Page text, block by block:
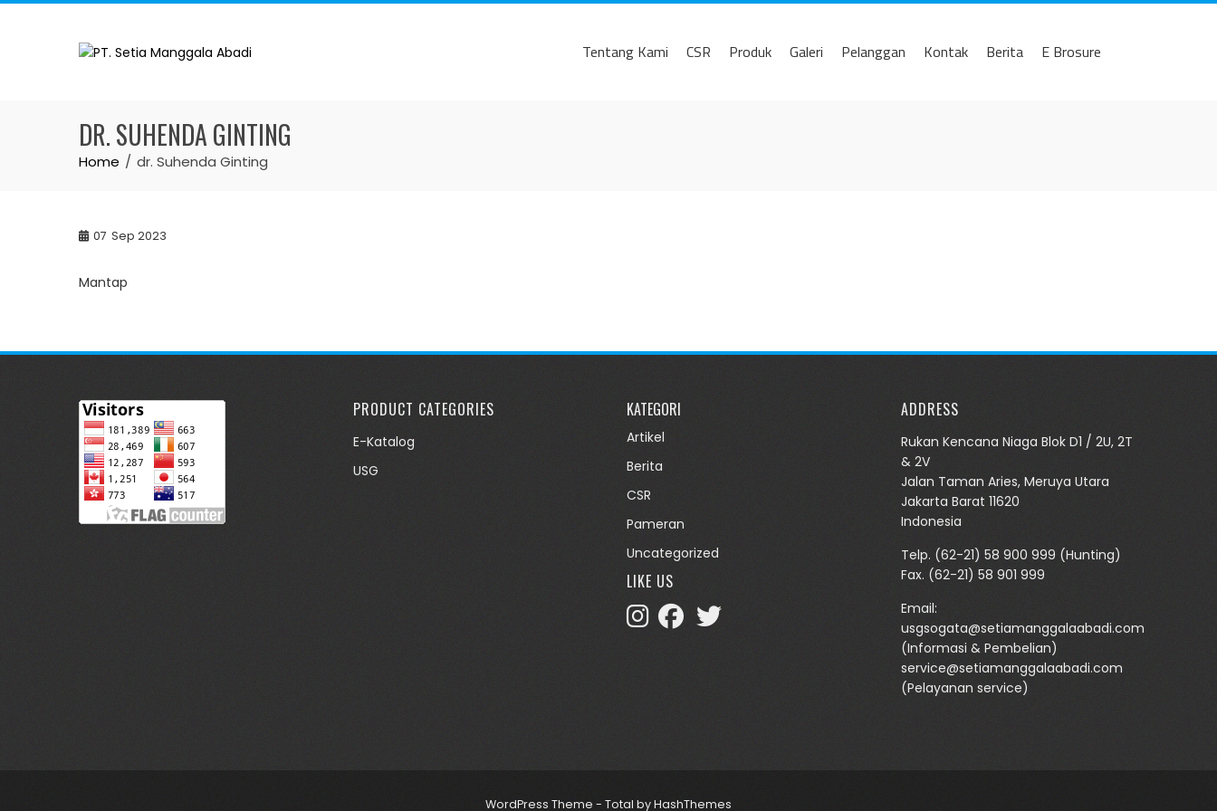
Skip
Tentang Kami CSR Produk Galeri Pelanggan Kontak Berita E Brosure
DR. SUHENDA GINTING
Home dr. Suhenda Ginting
07 Sep 2023
Mantap
PRODUCT CATEGORIES
E-Katalog
USG
KATEGORI
Artikel
Berita
CSR
Pameran
Uncategorized
LIKE US
ADDRESS
Rukan Kencana Niaga Blok D1 / 2U, 2T
& 2V
Jalan Taman Aries, Meruya Utara
Jakarta Barat 11620
Indonesia
Telp. (62-21) 58 900 999 (Hunting)
Fax. (62-21) 58 901 999
Email:
usgsogata@setiamanggalaabadi.com
(Informasi & Pembelian)
service@setiamanggalaabadi.com
(Pelayanan service)
WordPress Theme - Total by HashThemes